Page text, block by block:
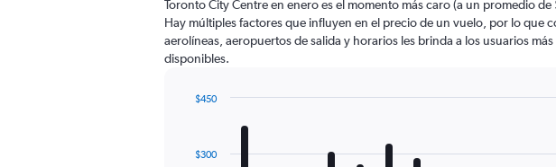
Toronto City Centre en enero es el momento más caro (a un promedio de
Hay múltiples factores que influyen en el precio de un vuelo, por lo que
aerolíneas, aeropuertos de salida y horarios les brinda a los usuarios
disponibles.
12$300
$450